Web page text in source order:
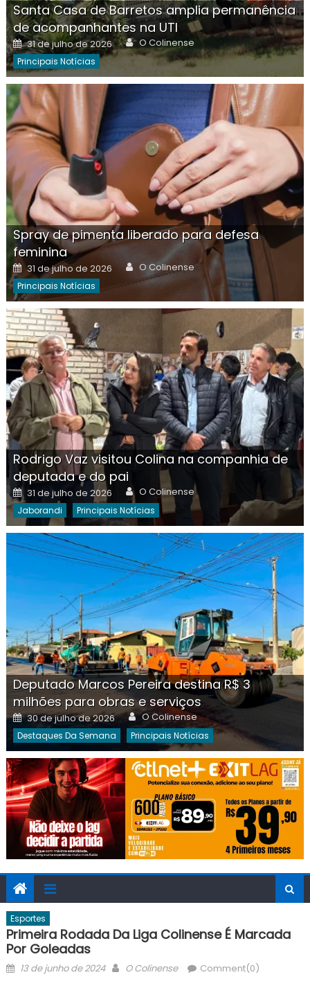
Santa Casa de Barretos amplia permanência
de acompanhantes na UTI
Posted
on
31 de julho de 2026 Author
O Colinense
Principais Notícias
Spray de pimenta liberado para defesa
feminina
Posted
on
31 de julho de 2026 Author
O Colinense
Principais Notícias
Rodrigo Vaz visitou Colina na companhia de
deputada e do pai
Posted
on
31 de julho de 2026 Author
O Colinense
Jaborandi Principais Notícias
Deputado Marcos Pereira destina R$ 3
milhões para obras e serviços
Posted
on
30 de julho de 2026 Author
O Colinense
Destaques Da Semana Principais Notícias
Esportes
Primeira Rodada Da Liga Colinense É Marcada
Por Goleadas
Posted
13 de junho de 2024 Author
O Colinense Comment(0)